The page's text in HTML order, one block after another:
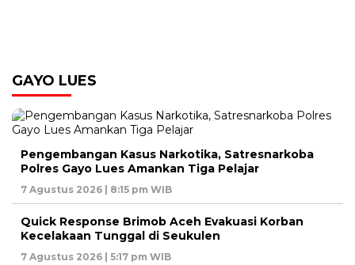
GAYO LUES
Pengembangan Kasus Narkotika, Satresnarkoba
Polres Gayo Lues Amankan Tiga Pelajar
7 Agustus 2026 | 8:15 pm WIB
Quick Response Brimob Aceh Evakuasi Korban
Kecelakaan Tunggal di Seukulen
7 Agustus 2026 | 5:17 pm WIB